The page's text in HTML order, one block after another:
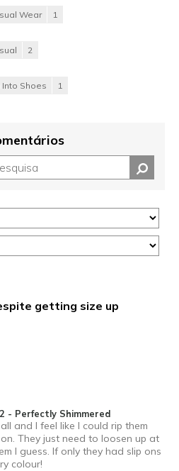
Wear 1
2
Into Shoes 1
getting size up
- Perfectly Shimmered
and I feel like I could rip them
They just need to loosen up at
I guess. If only they had slip ons
colour!